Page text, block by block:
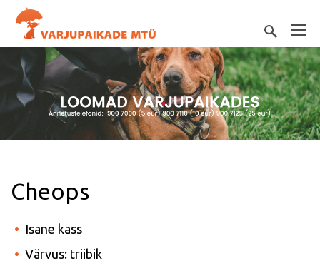
Cheops
Isane kass
Värvus: triibik